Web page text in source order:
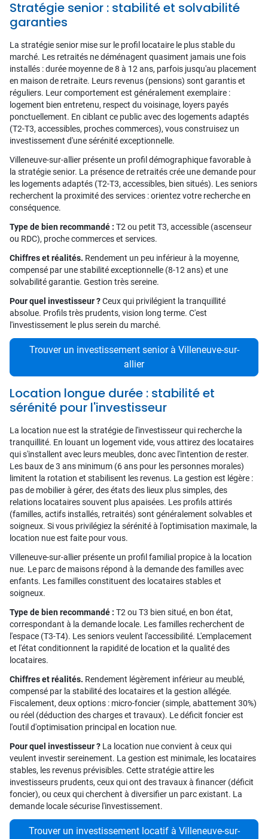
Stratégie senior : stabilité et solvabilité
garanties
La stratégie senior mise sur le profil locataire le plus stable du
marché. Les retraités ne déménagent quasiment jamais une fois
installés : durée moyenne de 8 à 12 ans, parfois jusqu'au placement
en maison de retraite. Leurs revenus (pensions) sont garantis et
réguliers. Leur comportement est généralement exemplaire :
logement bien entretenu, respect du voisinage, loyers payés
ponctuellement. En ciblant ce public avec des logements adaptés
(T2-T3, accessibles, proches commerces), vous construisez un
investissement d'une sérénité exceptionnelle.
Villeneuve-sur-allier présente un profil démographique favorable à
la stratégie senior. La présence de retraités crée une demande pour
les logements adaptés (T2-T3, accessibles, bien situés). Les seniors
recherchent la proximité des services : orientez votre recherche en
conséquence.
Type de bien recommandé : T2 ou petit T3, accessible (ascenseur
ou RDC), proche commerces et services.
Chiffres et réalités. Rendement un peu inférieur à la moyenne,
compensé par une stabilité exceptionnelle (8-12 ans) et une
solvabilité garantie. Gestion très sereine.
Pour quel investisseur ?Ceux qui privilégient la tranquillité
absolue. Profils très prudents, vision long terme. C'est
l'investissement le plus serein du marché.
Trouver un investissement senior à Villeneuve-sur-
allier
Location longue durée : stabilité et
sérénité pour l'investisseur
La location nue est la stratégie de l'investisseur qui recherche la
tranquillité. En louant un logement vide, vous attirez des locataires
qui s'installent avec leurs meubles, donc avec l'intention de rester.
Les baux de 3 ans minimum (6 ans pour les personnes morales)
limitent la rotation et stabilisent les revenus. La gestion est légère :
pas de mobilier à gérer, des états des lieux plus simples, des
relations locataires souvent plus apaisées. Les profils attirés
(familles, actifs installés, retraités) sont généralement solvables et
soigneux. Si vous privilégiez la sérénité à l'optimisation maximale, la
location nue est faite pour vous.
Villeneuve-sur-allier présente un profil familial propice à la location
nue. Le parc de maisons répond à la demande des familles avec
enfants. Les familles constituent des locataires stables et
soigneux.
Type de bien recommandé : T2 ou T3 bien situé, en bon état,
correspondant à la demande locale. Les familles recherchent de
l'espace (T3-T4). Les seniors veulent l'accessibilité. L'emplacement
et l'état conditionnent la rapidité de location et la qualité des
locataires.
Chiffres et réalités. Rendement légèrement inférieur au meublé,
compensé par la stabilité des locataires et la gestion allégée.
Fiscalement, deux options : micro-foncier (simple, abattement 30%)
ou réel (déduction des charges et travaux). Le déficit foncier est
l'outil d'optimisation principal en location nue.
Pour quel investisseur ? La location nue convient à ceux qui
veulent investir sereinement. La gestion est minimale, les locataires
stables, les revenus prévisibles. Cette stratégie attire les
investisseurs prudents, ceux qui ont des travaux à financer (déficit
foncier), ou ceux qui cherchent à diversifier un parc existant. La
demande locale sécurise l'investissement.
Trouver un investissement locatif à Villeneuve-sur-